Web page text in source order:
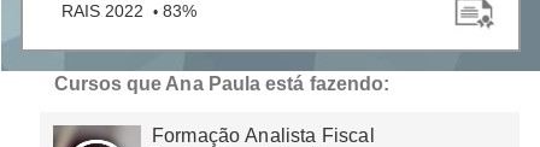
RAIS 2022 • 83%
Cursos que Ana Paula está fazendo:
Formação Analista Fiscal